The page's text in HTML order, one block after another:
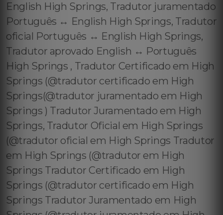
English High Springs, Tradutor juramentado
Português ↔️ English High Springs, Tradutor
oficial Português ↔️ English High Springs,
Tradutor aprovado English ↔️ Português
High Springs , Tradutor Certificado em High
Springs (@tradutor certificado em High
Springs(@tradutor juramentado em High
Springs ) Tradutor Juramentado em High
Springs, Tradutor Oficial em High Springs
(@tradutor oficial em High Springs Tradutor
em High Springs (@tradutor em High
Springs Tradutor Certificado em High
Springs (@tradutor certificado em High
Springs Tradutor Juramentado em High